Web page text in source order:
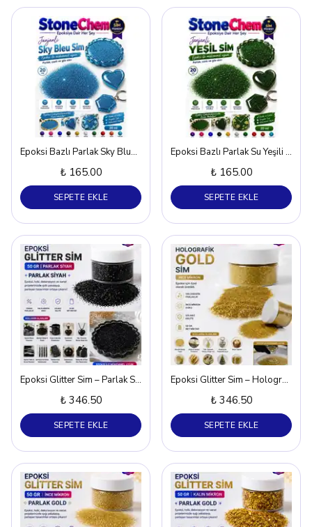
Epoksi Bazlı Parlak Sky Blue Sim – 20 ml
₺ 165.00
SEPETE EKLE
Epoksi Bazlı Parlak Su Yeşili Sim – 20 ml
₺ 165.00
SEPETE EKLE
Epoksi Glitter Sim – Parlak Siyah 50 gr
₺ 346.50
SEPETE EKLE
Epoksi Glitter Sim – Holografik Parlak Gold 50 gr
₺ 346.50
SEPETE EKLE